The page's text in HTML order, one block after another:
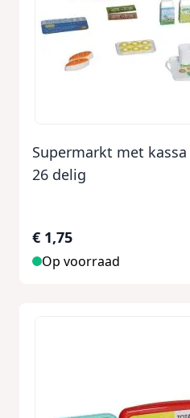
Supermarkt met
26 delig
€ 1,75
Op voorraad